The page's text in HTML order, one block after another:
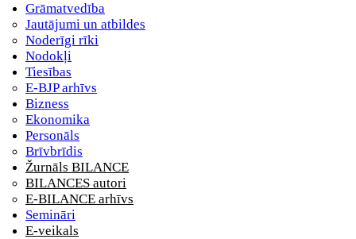
Grāmatvedība
Jautājumi un atbildes
Noderīgi rīki
Nodokļi
Tiesības
E-BJP arhīvs
Bizness
Ekonomika
Personāls
Brīvbrīdis
Žurnāls BILANCE
BILANCES autori
E-BILANCE arhīvs
Semināri
E-veikals